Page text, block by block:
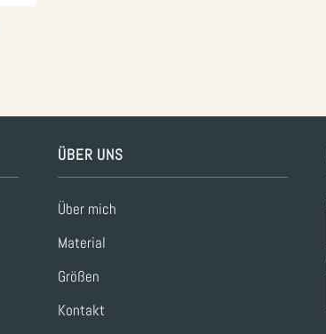
ÜBER UNS
Über mich
Material
Größen
Kontakt